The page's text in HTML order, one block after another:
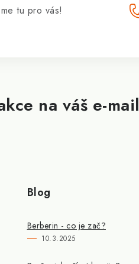
na váš e-mail
tu pro vás!
Blog
Berberin - co je zač?
10.3.2025